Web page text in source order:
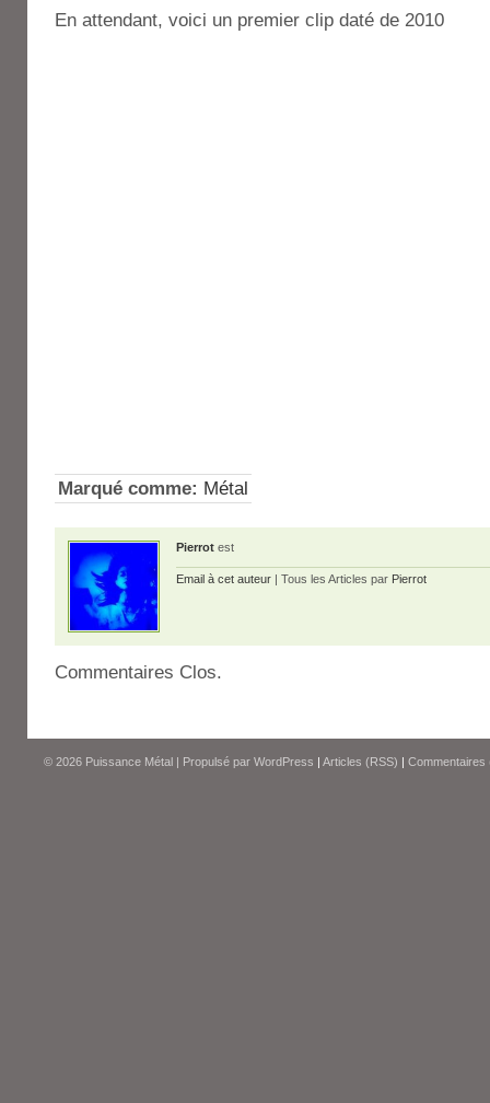
En attendant, voici un premier clip daté de 2010
Marqué comme: Métal
Pierrot est
Email à cet auteur | Tous les Articles par Pierrot
Commentaires Clos.
© 2026 Puissance Métal | Propulsé par WordPress | Articles (RSS) | Commentaires